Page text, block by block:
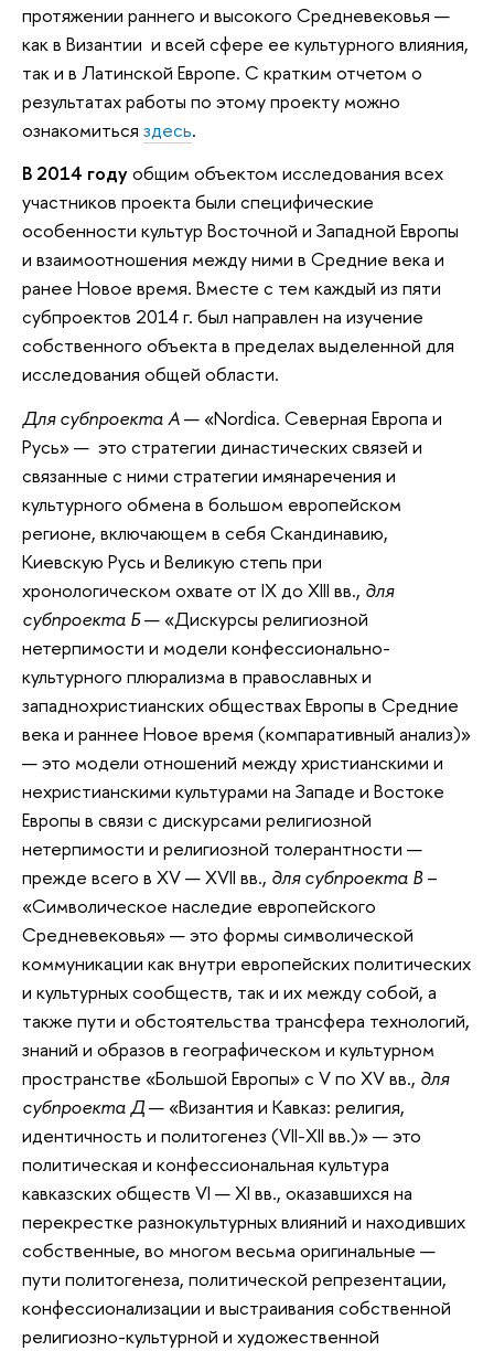
протяжении раннего и высокого Средневековья —
как в Византии и всей сфере ее культурного влияния,
так и в Латинской Европе. С кратким отчетом о
результатах работы по этому проекту можно
ознакомиться здесь.
В 2014 годуобщим объектом исследования всех
участников проекта были специфические
особенности культур Восточной и Западной Европы
и взаимоотношения между ними в Средние века и
ранее Новое время. Вместе с тем каждый из пяти
субпроектов 2014 г. был направлен на изучение
собственного объекта в пределах выделенной для
исследования общей области.
Для субпроекта А— «Nordica. Северная Европа и
Русь» — это стратегии династических связей и
связанные с ними стратегии имянаречения и
культурного обмена в большом европейском
регионе, включающем в себя Скандинавию,
Киевскую Русь и Великую степь при
хронологическом охвате от IX до XIII вв., для
субпроекта Б— «Дискурсы религиозной
нетерпимости и модели конфессионально-
культурного плюрализма в православных и
западнохристианских обществах Европы в Средние
века и раннее Новое время (компаративный анализ)»
— это модели отношений между христианскими и
нехристианскими культурами на Западе и Востоке
Европы в связи с дискурсами религиозной
нетерпимости и религиозной толерантности —
прежде всего в XV — XVII вв., для субпроекта В –
«Символическое наследие европейского
Средневековья» — это формы символической
коммуникации как внутри европейских политических
и культурных сообществ, так и их между собой, а
также пути и обстоятельства трансфера технологий,
знаний и образов в географическом и культурном
пространстве «Большой Европы» с V по XV вв., для
субпроекта Д— «Византия и Кавказ: религия,
идентичность и политогенез (VII-XII вв.)» — это
политическая и конфессиональная культура
кавказских обществ VI — XI вв., оказавшихся на
перекрестке разнокультурных влияний и находивших
собственные, во многом весьма оригинальные —
пути политогенеза, политической репрезентации,
конфессионализации и выстраивания собственной
религиозно-культурной и художественной